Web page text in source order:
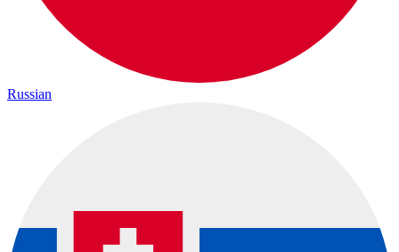
Russian